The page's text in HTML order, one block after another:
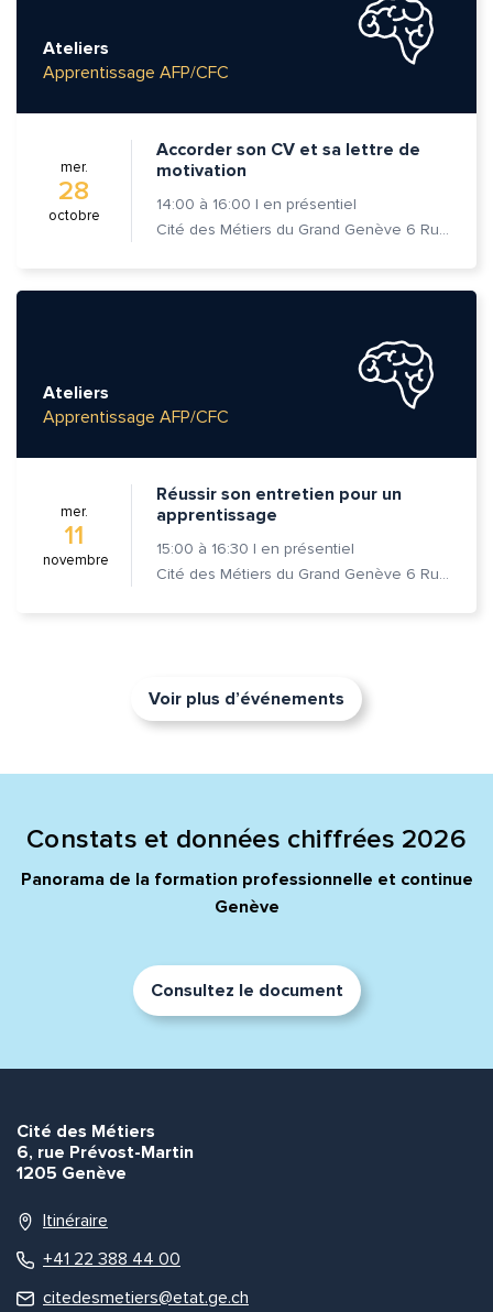
Ateliers
Apprentissage AFP/CFC
mer.
28
octobre
Accorder son CV et sa lettre de
motivation
14:00 à 16:00 | en présentiel
Cité des Métiers du Grand Genève 6 Rue Prévost-Martin 1205 Genève
Ateliers
Apprentissage AFP/CFC
mer.
11
novembre
Réussir son entretien pour un
apprentissage
15:00 à 16:30 | en présentiel
Cité des Métiers du Grand Genève 6 Rue Prévost-Martin 1205 Genève
Voir plus d’événements
Constats et données chiffrées 2026
Panorama de la formation professionnelle et continue
Genève
Consultez le document
Cité des Métiers
6, rue Prévost-Martin
1205 Genève
Itinéraire
+41 22 388 44 00
citedesmetiers@etat.ge.ch